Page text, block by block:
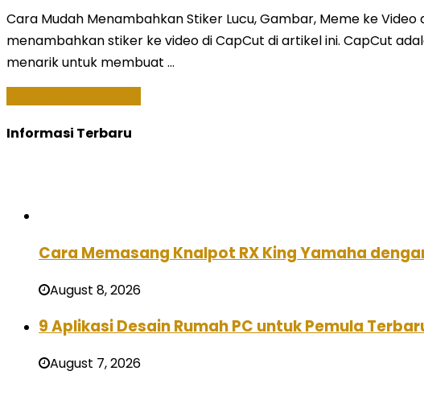
Cara Mudah Menambahkan Stiker Lucu, Gambar, Meme ke
menambahkan stiker ke video di CapCut di artikel ini. CapCut
menarik untuk membuat …
Informasi Terbaru
Cara Memasang Knalpot RX King Yamaha
August 8, 2026
9 Aplikasi Desain Rumah PC untuk Pemula
August 7, 2026